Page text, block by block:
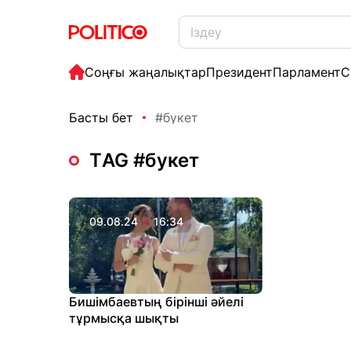
Соңғы жаңалықтарПрезидентПарламент
Басты бет #букет
ТAG #букет
09.08.24 16:34
Бишімбаевтың бірінші әйелі
тұрмысқа шықты